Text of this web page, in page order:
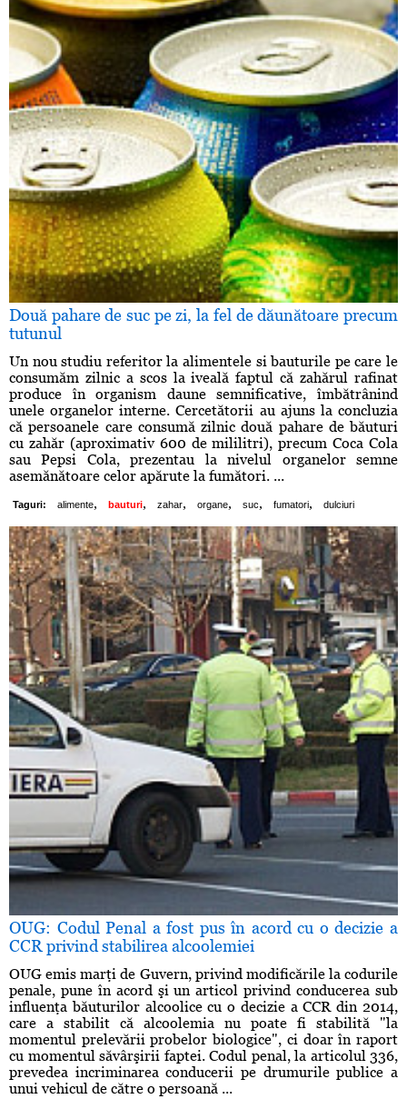
Două pahare de suc pe zi, la fel de dăunătoare precum
tutunul
Un nou studiu referitor la alimentele si bauturile pe care le
consumăm zilnic a scos la iveală faptul că zahărul rafinat
produce în organism daune semnificative, îmbătrânind
unele organelor interne. Cercetătorii au ajuns la concluzia
că persoanele care consumă zilnic două pahare de băuturi
cu zahăr (aproximativ 600 de mililitri), precum Coca Cola
sau Pepsi Cola, prezentau la nivelul organelor semne
asemănătoare celor apărute la fumători. ...
Taguri: alimente, bauturi, zahar, organe, suc, fumatori, dulciuri
OUG: Codul Penal a fost pus în acord cu o decizie a
CCR privind stabilirea alcoolemiei
OUG emis marţi de Guvern, privind modificările la codurile
penale, pune în acord şi un articol privind conducerea sub
influenţa băuturilor alcoolice cu o decizie a CCR din 2014,
care a stabilit că alcoolemia nu poate fi stabilită "la
momentul prelevării probelor biologice", ci doar în raport
cu momentul săvârşirii faptei. Codul penal, la articolul 336,
prevedea incriminarea conducerii pe drumurile publice a
unui vehicul de către o persoană ...